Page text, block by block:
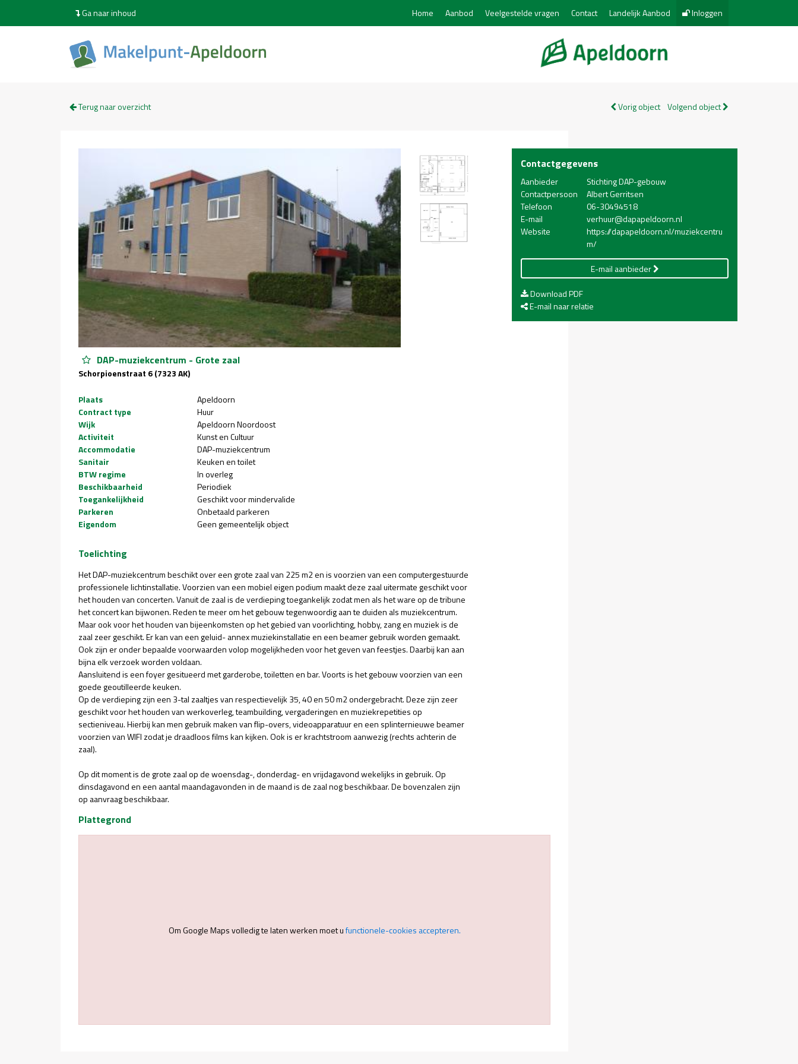
Ga naar inhoud Home Aanbod Veelgestelde vragen Contact Landelijk Aanbod Inloggen
Terug naar overzicht Vorig object Volgend object
DAP-muziekcentrum - Grote zaal
Schorpioenstraat 6 (7323 AK)
Plaats
Apeldoorn
Contract type
Huur
Wijk
Apeldoorn Noordoost
Activiteit
Kunst en Cultuur
Accommodatie
DAP-muziekcentrum
Sanitair
Keuken en toilet
BTW regime
In overleg
Beschikbaarheid
Periodiek
Toegankelijkheid
Geschikt voor mindervalide
Parkeren
Onbetaald parkeren
Eigendom
Geen gemeentelijk object
Toelichting
Het DAP-muziekcentrum beschikt over een grote zaal van 225 m2 en is voorzien van een computergestuurde
professionele lichtinstallatie. Voorzien van een mobiel eigen podium maakt deze zaal uitermate geschikt voor
het houden van concerten. Vanuit de zaal is de verdieping toegankelijk zodat men als het ware op de tribune
het concert kan bijwonen. Reden te meer om het gebouw tegenwoordig aan te duiden als muziekcentrum.
Maar ook voor het houden van bijeenkomsten op het gebied van voorlichting, hobby, zang en muziek is de
zaal zeer geschikt. Er kan van een geluid- annex muziekinstallatie en een beamer gebruik worden gemaakt.
Ook zijn er onder bepaalde voorwaarden volop mogelijkheden voor het geven van feestjes. Daarbij kan aan
bijna elk verzoek worden voldaan.
Aansluitend is een foyer gesitueerd met garderobe, toiletten en bar. Voorts is het gebouw voorzien van een
goede geoutilleerde keuken.
Op de verdieping zijn een 3-tal zaaltjes van respectievelijk 35, 40 en 50 m2 ondergebracht. Deze zijn zeer
geschikt voor het houden van werkoverleg, teambuilding, vergaderingen en muziekrepetities op
sectieniveau. Hierbij kan men gebruik maken van flip-overs, videoapparatuur en een splinternieuwe beamer
voorzien van WIFI zodat je draadloos films kan kijken. Ook is er krachtstroom aanwezig (rechts achterin de
zaal).
Op dit moment is de grote zaal op de woensdag-, donderdag- en vrijdagavond wekelijks in gebruik. Op
dinsdagavond en een aantal maandagavonden in de maand is de zaal nog beschikbaar. De bovenzalen zijn
op aanvraag beschikbaar.
Plattegrond
Om Google Maps volledig te laten werken moet ufunctionele-cookies accepteren.
Contactgegevens
Aanbieder
Stichting DAP-gebouw
Contactpersoon
Albert Gerritsen
Telefoon
06-30494518
E-mail
verhuur@dapapeldoorn.nl
Website
https://dapapeldoorn.nl/muziekcentru
m/
E-mail aanbieder
Download PDF
E-mail naar relatie